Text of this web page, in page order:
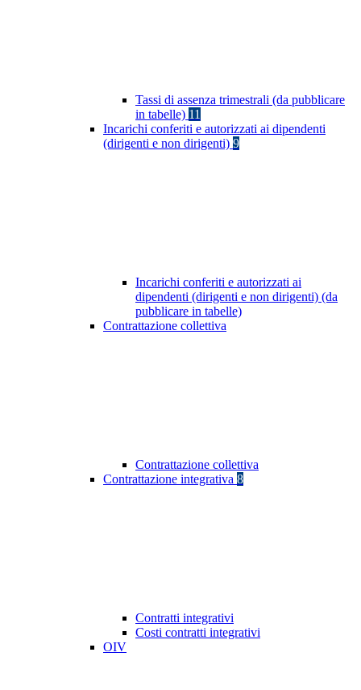
Tassi di assenza trimestrali (da pubblicare
in tabelle) 11
Incarichi conferiti e autorizzati ai dipendenti
(dirigenti e non dirigenti) 9
Incarichi conferiti e autorizzati ai
dipendenti (dirigenti e non dirigenti) (da
pubblicare in tabelle)
Contrattazione collettiva
Contrattazione collettiva
Contrattazione integrativa 8
Contratti integrativi
Costi contratti integrativi
OIV